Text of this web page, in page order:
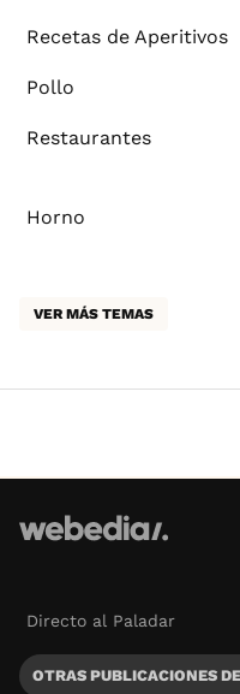
Recetas de Aperitivos
Pollo
Restaurantes
Horno
VER MÁS TEMAS
Directo al Paladar
OTRAS PUBLICACIONES